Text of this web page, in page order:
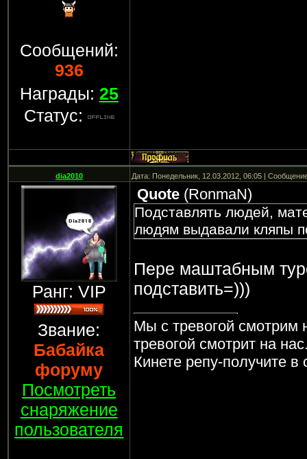
Сообщений:
936
Награды: 25
Статус:
dia2010 Дата: Понедельник, 12.03.2012, 06:05 |
Ранг: VIP
Звание:
Бабайка
форуму
Посмотреть
снаряжение
пользователя
Quote(RonmaN)
Подставлять людей,
людям выдавали кляпы
Пере маштабным
подставить=)))
Мы с тревогой смотрим
тревогой смотрит на
Кинете репу-получите в